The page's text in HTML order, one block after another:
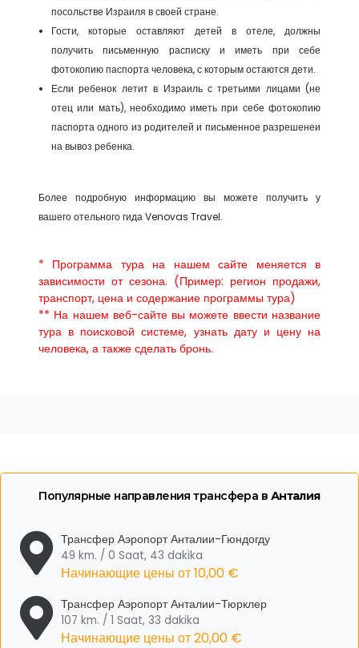
посольстве Израиля в своей стране.
Гости, которые оставляют детей в отеле, должны
получить письменную расписку и иметь при себе
фотокопию паспорта человека, с которым остаются дети.
Если ребенок летит в Израиль с третьими лицами (не
отец или мать), необходимо иметь при себе фотокопию
паспорта одного из родителей и письменное разрешенеи
на вывоз ребенка.
Более подробную информацию вы можете получить у
вашего отельного гида Venovas Travel.
* Программа тура на нашем сайте меняется в
зависимости от сезона. (Пример: регион продажи,
транспорт, цена и содержание программы тура)
** На нашем веб-сайте вы можете ввести название
тура в поисковой системе, узнать дату и цену на
человека, а также сделать бронь.
Популярные направления трансфера в Анталия
Трансфер Аэропорт Анталии-Гюндогду
49 km. / 0 Saat, 43 dakika
Начинающие цены от10,00 €
Трансфер Аэропорт Анталии-Тюрклер
107 km. / 1 Saat, 33 dakika
Начинающие цены от20,00 €